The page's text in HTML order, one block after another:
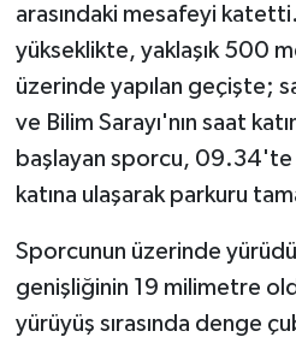
arasındaki mesafeyi
yükseklikte, yaklaşık 500
üzerinde yapılan geçişte;
ve Bilim Sarayı'nın saat
başlayan sporcu, 09.34'te
katına ulaşarak parkuru
Sporcunun üzerinde
genişliğinin 19 milimetre
yürüyüş sırasında denge